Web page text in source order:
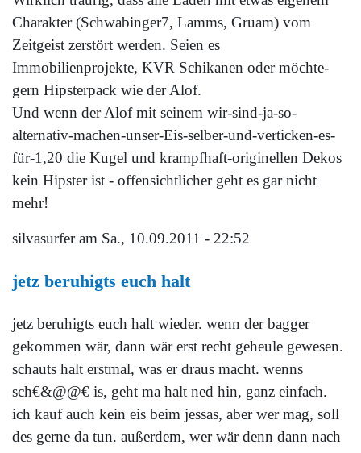
Charakter (Schwabinger7, Lamms, Gruam) vom
Zeitgeist zerstört werden. Seien es
Immobilienprojekte, KVR Schikanen oder möchte-
gern Hipsterpack wie der Alof.
Und wenn der Alof mit seinem wir-sind-ja-so-
alternativ-machen-unser-Eis-selber-und-verticken-es-
für-1,20 die Kugel und krampfhaft-originellen Dekos
kein Hipster ist - offensichtlicher geht es gar nicht
mehr!
silvasurferam Sa., 10.09.2011 - 22:52
jetz beruhigts euch halt
jetz beruhigts euch halt wieder. wenn der bagger
gekommen wär, dann wär erst recht geheule gewesen.
schauts halt erstmal, was er draus macht. wenns
sch€&@@€ is, geht ma halt ned hin, ganz einfach.
ich kauf auch kein eis beim jessas, aber wer mag, soll
des gerne da tun. außerdem, wer wär denn dann nach